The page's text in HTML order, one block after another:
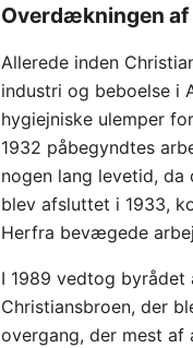
Overdækningen af
Allerede inden
industri og beboelse i
hygiejniske ulemper
1932 påbegyndtes
nogen lang levetid,
blev afsluttet i 1933,
Herfra bevægede
I 1989 vedtog
Christiansbroen, der
overgang, der mest